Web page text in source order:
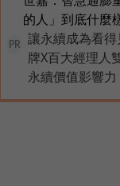
的人」到底什麼
PR
讓永續成為看
牌X百大經理人
永續價值影響力